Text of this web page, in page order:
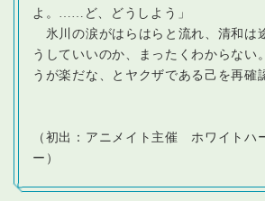
よ。
…ど、どうしよう」
氷川の涙がはらはらと流れ、清和は
うしていいのか、まったくわからない
うが楽だな、とヤクザである己を再確
（初出：アニメイト主催 ホワイトハ
ー）